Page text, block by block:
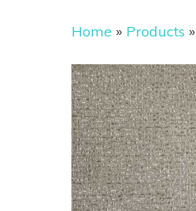
Home » Products »